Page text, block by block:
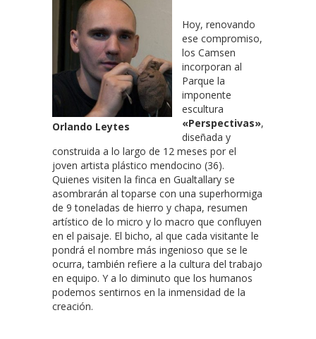
Orlando Leytes
Hoy, renovando
ese compromiso,
los Camsen
incorporan al
Parque la
imponente
escultura
«Perspectivas»,
diseñada y
construida a lo largo de 12 meses por el
joven artista plástico mendocino (36).
Quienes visiten la finca en Gualtallary se
asombrarán al toparse con una superhormiga
de 9 toneladas de hierro y chapa, resumen
artístico de lo micro y lo macro que confluyen
en el paisaje. El bicho, al que cada visitante le
pondrá el nombre más ingenioso que se le
ocurra, también refiere a la cultura del trabajo
en equipo. Y a lo diminuto que los humanos
podemos sentirnos en la inmensidad de la
creación.